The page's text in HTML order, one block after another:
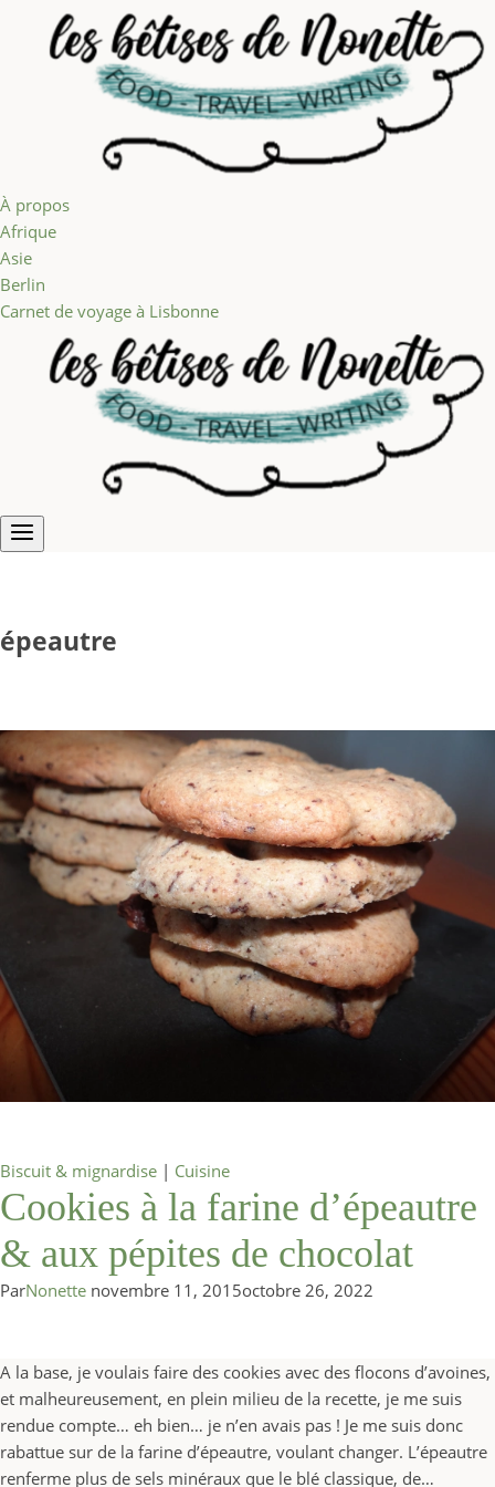
Aller au contenu
À propos
Afrique
Asie
Berlin
Carnet de voyage à Lisbonne
épeautre
Biscuit & mignardise | Cuisine
Cookies à la farine d’épeautre
& aux pépites de chocolat
ParNonette novembre 11, 2015octobre 26, 2022
A la base, je voulais faire des cookies avec des flocons d’avoines,
et malheureusement, en plein milieu de la recette, je me suis
rendue compte… eh bien… je n’en avais pas ! Je me suis donc
rabattue sur de la farine d’épeautre, voulant changer. L’épeautre
renferme plus de sels minéraux que le blé classique, de…